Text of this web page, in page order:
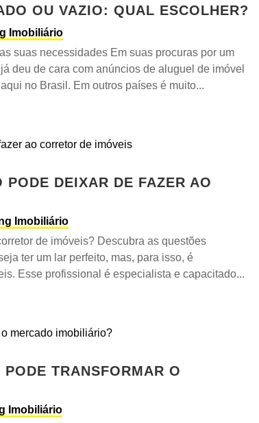
OU VAZIO: QUAL ESCOLHER?
Imobiliário
suas necessidades Em suas procuras por um
deu de cara com anúncios de aluguel de imóvel
no Brasil. Em outros países é muito...
PODE DEIXAR DE FAZER AO
Imobiliário
de imóveis? Descubra as questões
ter um lar perfeito, mas, para isso, é
Esse profissional é especialista e capacitado...
TRANSFORMAR O
Imobiliário